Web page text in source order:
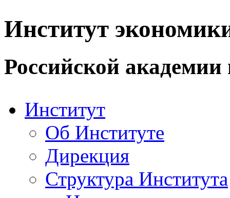
Институт
Российской академии
Институт
Об Институте
Дирекция
Структура Института